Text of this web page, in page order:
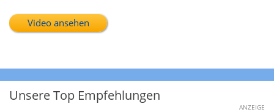
Video ansehen
Unsere Top Empfehlungen
ANZEIGE